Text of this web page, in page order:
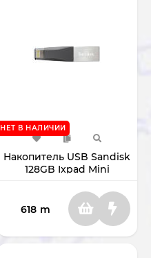
Накопитель USB Sandisk
128GB Ixpad Mini
SDIX40N128GGN6NE
НЕТ В НАЛИЧИИ
618 m